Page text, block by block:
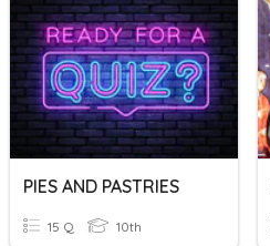
PIES AND PASTRIES
15 Q 10th